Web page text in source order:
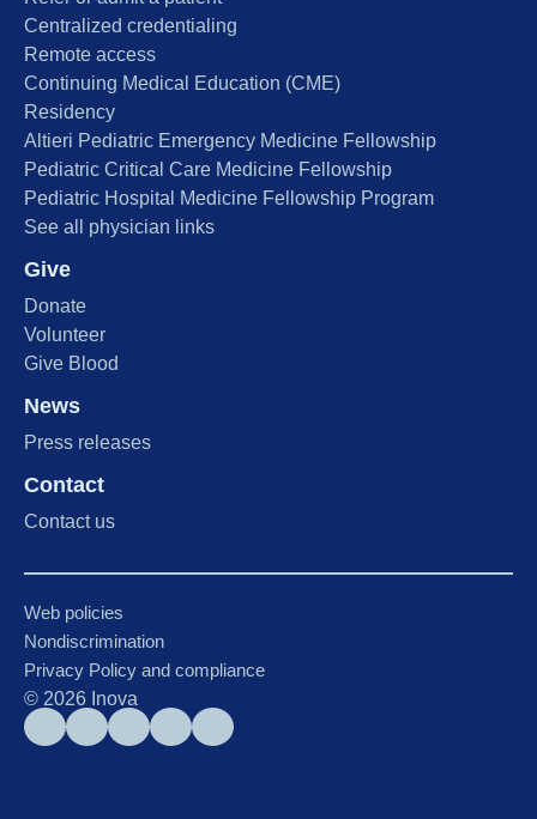
Centralized credentialing
Remote access
Continuing Medical Education (CME)
Residency
Altieri Pediatric Emergency Medicine Fellowship
Pediatric Critical Care Medicine Fellowship
Pediatric Hospital Medicine Fellowship Program
See all physician links
Give
Donate
Volunteer
Give Blood
News
Press releases
Contact
Contact us
Web policies
Nondiscrimination
Privacy Policy and compliance
© 2026 Inova